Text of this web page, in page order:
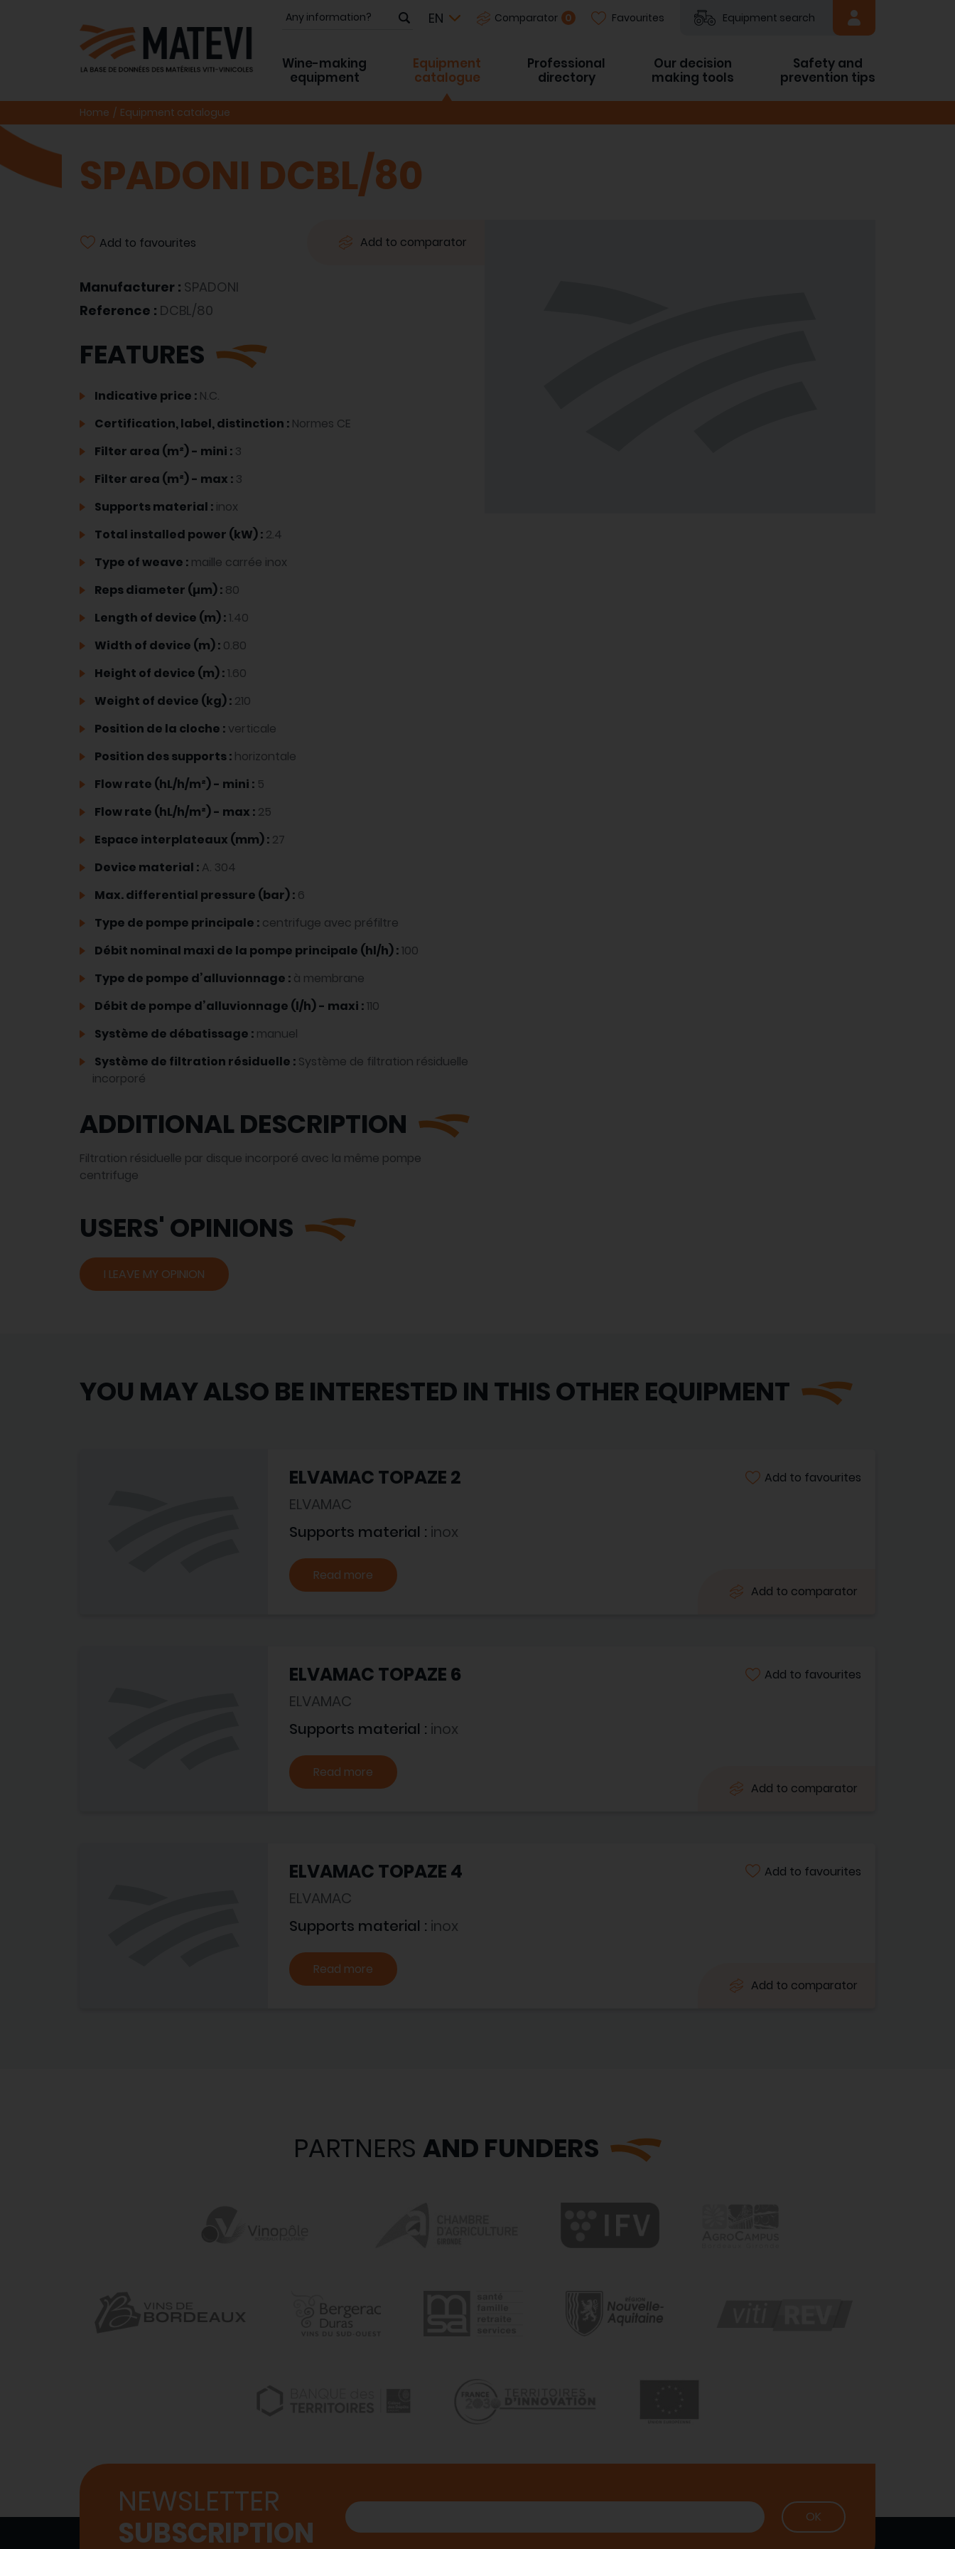
Comparator 0 Favourites Equipment search
Wine-making
equipment
Equipment
catalogue
Professional
directory
Our decision
making tools
Safety and
prevention tips
Home Equipment catalogue
SPADONI DCBL/80
Add to favourites Add to comparator
Manufacturer : SPADONI
Reference : DCBL/80
FEATURES
Indicative price : N.C.
Certification, label, distinction : Normes CE
Filter area (m²) - mini : 3
Filter area (m²) - max : 3
Supports material : inox
Total installed power (kW) : 2.4
Type of weave : maille carrée inox
Reps diameter (µm) : 80
Length of device (m) :1.40
Width of device (m) : 0.80
Height of device (m) :1.60
Weight of device (kg) : 210
Position de la cloche : verticale
Position des supports : horizontale
Flow rate (hL/h/m²) - mini : 5
Flow rate (hL/h/m²) - max : 25
Espace interplateaux (mm) : 27
Device material : A. 304
Max. differential pressure (bar) : 6
Type de pompe principale : centrifuge avec préfiltre
Débit nominal maxi de la pompe principale (hl/h) :100
Type de pompe d’alluvionnage : à membrane
Débit de pompe d’alluvionnage (l/h) - maxi :110
Système de débatissage : manuel
Système de filtration résiduelle : Système de filtration résiduelle
incorporé
ADDITIONAL DESCRIPTION
Filtration résiduelle par disque incorporé avec la même pompe
centrifuge
USERS' OPINIONS
I LEAVE MY OPINION
YOU MAY ALSO BE INTERESTED IN THIS OTHER EQUIPMENT
ELVAMAC TOPAZE 2
ELVAMAC
Add to favourites
Supports material : inox
Read more
Add to comparator
ELVAMAC TOPAZE 6
ELVAMAC
Add to favourites
Supports material : inox
Read more
Add to comparator
ELVAMAC TOPAZE 4
ELVAMAC
Add to favourites
Supports material : inox
Read more
Add to comparator
PARTNERS AND FUNDERS
NEWSLETTER
SUBSCRIPTION